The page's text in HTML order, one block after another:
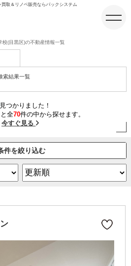
取＆リノベ販売ならパックシステム
校(目黒区)の不動産情報一覧
索結果一覧
つかりました！
全70件の中から探せます。
今すぐ見る
件を絞り込む